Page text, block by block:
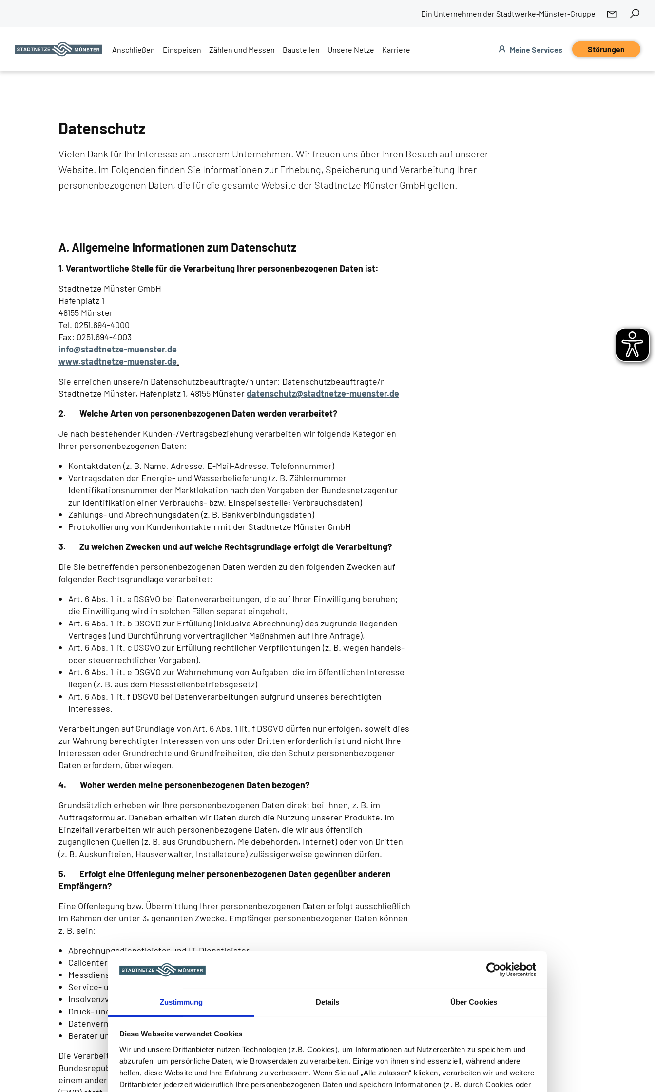
Zustimmung Details Über Cookies
Diese Webseite verwendet Cookies
Wir und unsere Drittanbieter nutzen Technologien (z.B. Cookies), um Informationen auf Nutzergeräten zu speichern und
abzurufen, um persönliche Daten, wie Browserdaten zu verarbeiten. Einige von ihnen sind essenziell, während andere
helfen, diese Website und Ihre Erfahrung zu verbessern. Wenn Sie auf „Alle zulassen“ klicken, verarbeiten wir und weitere
Drittanbieter jederzeit widerruflich Ihre personenbezogenen Daten und speichern Informationen (z. B. durch Cookies oder
Ein Unternehmen der Stadtwerke-Münster-Gruppe
Anschließen Einspeisen Zählen und Messen Baustellen Unsere Netze Karriere Meine Services Störungen
Datenschutz
Vielen Dank für Ihr Interesse an unserem Unternehmen. Wir freuen uns über Ihren Besuch auf unserer
Website. Im Folgenden finden Sie Informationen zur Erhebung, Speicherung und Verarbeitung Ihrer
personenbezogenen Daten, die für die gesamte Website der Stadtnetze Münster GmbH gelten.
A. Allgemeine Informationen zum Datenschutz
1. Verantwortliche Stelle für die Verarbeitung Ihrer personenbezogenen Daten ist:
Stadtnetze Münster GmbH
Hafenplatz 1
48155 Münster
Tel. 0251.694-4000
Fax: 0251.694-4003
info@stadtnetze-muenster.de
www.stadtnetze-muenster.de.
Sie erreichen unsere/n Datenschutzbeauftragte/n unter: Datenschutzbeauftragte/r
Stadtnetze Münster, Hafenplatz 1, 48155 Münsterdatenschutz@stadtnetze-muenster.de
2. Welche Arten von personenbezogenen Daten werden verarbeitet?
Je nach bestehender Kunden-/Vertragsbeziehung verarbeiten wir folgende Kategorien
Ihrer personenbezogenen Daten:
Kontaktdaten (z. B. Name, Adresse, E-Mail-Adresse, Telefonnummer)
Vertragsdaten der Energie- und Wasserbelieferung (z. B. Zählernummer,
Identifikationsnummer der Marktlokation nach den Vorgaben der Bundesnetzagentur
zur Identifikation einer Verbrauchs- bzw. Einspeisestelle; Verbrauchsdaten)
Zahlungs- und Abrechnungsdaten (z. B. Bankverbindungsdaten)
Protokollierung von Kundenkontakten mit der Stadtnetze Münster GmbH
3. Zu welchen Zwecken und auf welche Rechtsgrundlage erfolgt die Verarbeitung?
Die Sie betreffenden personenbezogenen Daten werden zu den folgenden Zwecken auf
folgender Rechtsgrundlage verarbeitet:
Art. 6 Abs. 1 lit. a DSGVO bei Datenverarbeitungen, die auf Ihrer Einwilligung beruhen;
die Einwilligung wird in solchen Fällen separat eingeholt,
Art. 6 Abs. 1 lit. b DSGVO zur Erfüllung (inklusive Abrechnung) des zugrunde liegenden
Vertrages (und Durchführung vorvertraglicher Maßnahmen auf Ihre Anfrage),
Art. 6 Abs. 1 lit. c DSGVO zur Erfüllung rechtlicher Verpflichtungen (z. B. wegen handels-
oder steuerrechtlicher Vorgaben),
Art. 6 Abs. 1 lit. e DSGVO zur Wahrnehmung von Aufgaben, die im öffentlichen Interesse
liegen (z. B. aus dem Messstellenbetriebsgesetz)
Art. 6 Abs. 1 lit. f DSGVO bei Datenverarbeitungen aufgrund unseres berechtigten
Interesses.
Verarbeitungen auf Grundlage von Art. 6 Abs. 1 lit. f DSGVO dürfen nur erfolgen, soweit dies
zur Wahrung berechtigter Interessen von uns oder Dritten erforderlich ist und nicht Ihre
Interessen oder Grundrechte und Grundfreiheiten, die den Schutz personenbezogener
Daten erfordern, überwiegen.
4. Woher werden meine personenbezogenen Daten bezogen?
Grundsätzlich erheben wir Ihre personenbezogenen Daten direkt bei Ihnen, z. B. im
Auftragsformular. Daneben erhalten wir Daten durch die Nutzung unserer Produkte. Im
Einzelfall verarbeiten wir auch personenbezogene Daten, die wir aus öffentlich
zugänglichen Quellen (z. B. aus Grundbüchern, Meldebehörden, Internet) oder von Dritten
(z. B. Auskunfteien, Hausverwalter, Installateure) zulässigerweise gewinnen dürfen.
5. Erfolgt eine Offenlegung meiner personenbezogenen Daten gegenüber anderen
Empfängern?
Eine Offenlegung bzw. Übermittlung Ihrer personenbezogenen Daten erfolgt ausschließlich
im Rahmen der unter 3. genannten Zwecke. Empfänger personenbezogener Daten können
z. B. sein:
Abrechnungsdienstleister und IT-Dienstleister
Callcenter
Messdienstleister
Service- und Kooperationspartner
Insolvenzverwalter
Druck- und Versanddienstleister
Datenvernichtungsdienstleister
Berater und Beratungsgesellschaften
Die Verarbeitung von personenbezogenen Daten findet vorrangig im Gebiet der
Bundesrepublik Deutschland, in einem Mitgliedstaat der Europäischen Union (EU) oder in
einem anderen Vertragsstaat des Abkommens über den Europäischen Wirtschaftsraum